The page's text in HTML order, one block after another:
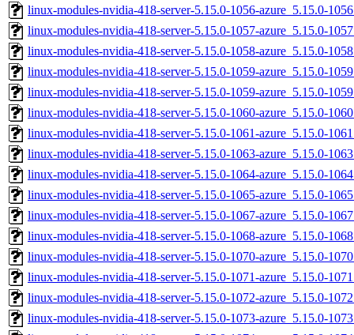
linux-modules-nvidia-418-server-5.15.0-1056-azure_5.15.0-
linux-modules-nvidia-418-server-5.15.0-1057-azure_5.15.0-
linux-modules-nvidia-418-server-5.15.0-1058-azure_5.15.0-
linux-modules-nvidia-418-server-5.15.0-1059-azure_5.15.0-
linux-modules-nvidia-418-server-5.15.0-1059-azure_5.15.0-
linux-modules-nvidia-418-server-5.15.0-1060-azure_5.15.0-
linux-modules-nvidia-418-server-5.15.0-1061-azure_5.15.0-
linux-modules-nvidia-418-server-5.15.0-1063-azure_5.15.0-
linux-modules-nvidia-418-server-5.15.0-1064-azure_5.15.0-
linux-modules-nvidia-418-server-5.15.0-1065-azure_5.15.0-
linux-modules-nvidia-418-server-5.15.0-1067-azure_5.15.0-
linux-modules-nvidia-418-server-5.15.0-1068-azure_5.15.0-
linux-modules-nvidia-418-server-5.15.0-1070-azure_5.15.0-
linux-modules-nvidia-418-server-5.15.0-1071-azure_5.15.0-
linux-modules-nvidia-418-server-5.15.0-1072-azure_5.15.0-
linux-modules-nvidia-418-server-5.15.0-1073-azure_5.15.0-